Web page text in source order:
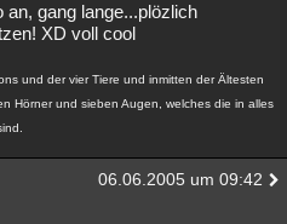
gang lange...plözlich
XD voll cool
und der vier Tiere und inmitten der Ältesten
Hörner und sieben Augen, welches die in alles
06.06.2005 um 09:42